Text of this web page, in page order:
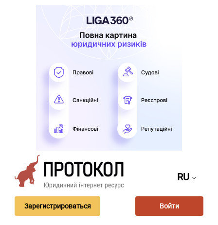
RU
Зарегистрироваться Войти